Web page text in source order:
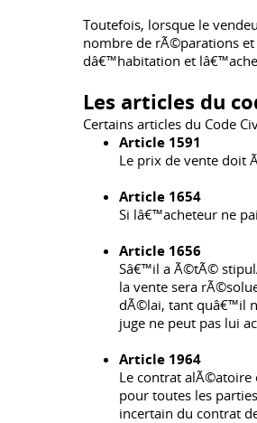
Toutefois, lorsque le
nombre de rÃ©parations
dâ€™habitation et
Les articles du
Certains articles du Code
Article 1591
Le prix de vente doit
Article 1654
Si lâ€™acheteur ne
Article 1656
Sâ€™il a Ã©tÃ©
la vente sera
dÃ©lai, tant quâ€™il
juge ne peut pas lui
Article 1964
Le contrat alÃ©atoire
pour toutes les
incertain du contrat